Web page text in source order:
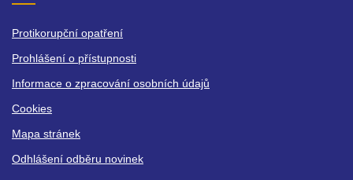
Protikorupční opatření
Prohlášení o přístupnosti
Informace o zpracování osobních údajů
Cookies
Mapa stránek
Odhlášení odběru novinek